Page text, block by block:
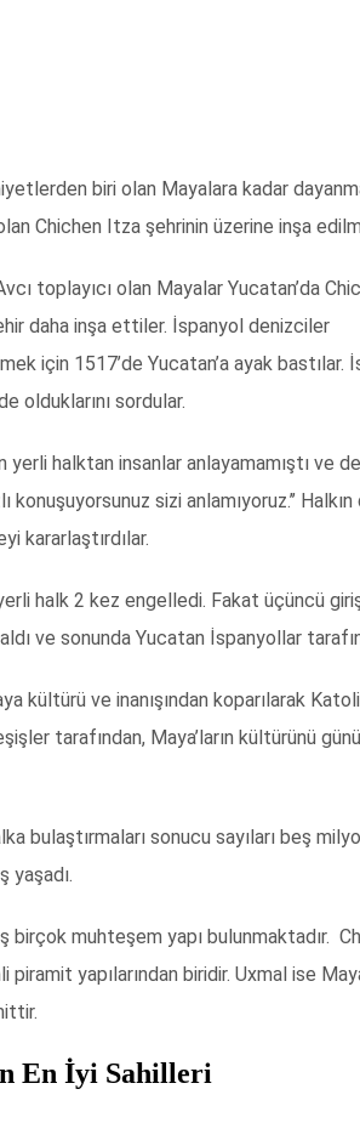
biri olan Mayalara kadar
Chichen Itza şehrinin üzerine inşa
toplayıcı olan Mayalar Yucatan’da
daha inşa ettiler. İspanyol denizciler
için 1517’de Yucatan’a ayak bastılar.
olduklarını sordular.
halktan insanlar anlayamamıştı ve
konuşuyorsunuz sizi anlamıyoruz.’’
kararlaştırdılar.
halk 2 kez engelledi. Fakat üçüncü
ve sonunda Yucatan İspanyollar
kültürü ve inanışından koparılarak
tarafından, Maya’ların kültürünü
bulaştırmaları sonucu sayıları beş
yaşadı.
birçok muhteşem yapı bulunmaktadır.
yapılarından biridir. Uxmal ise
En İyi Sahilleri